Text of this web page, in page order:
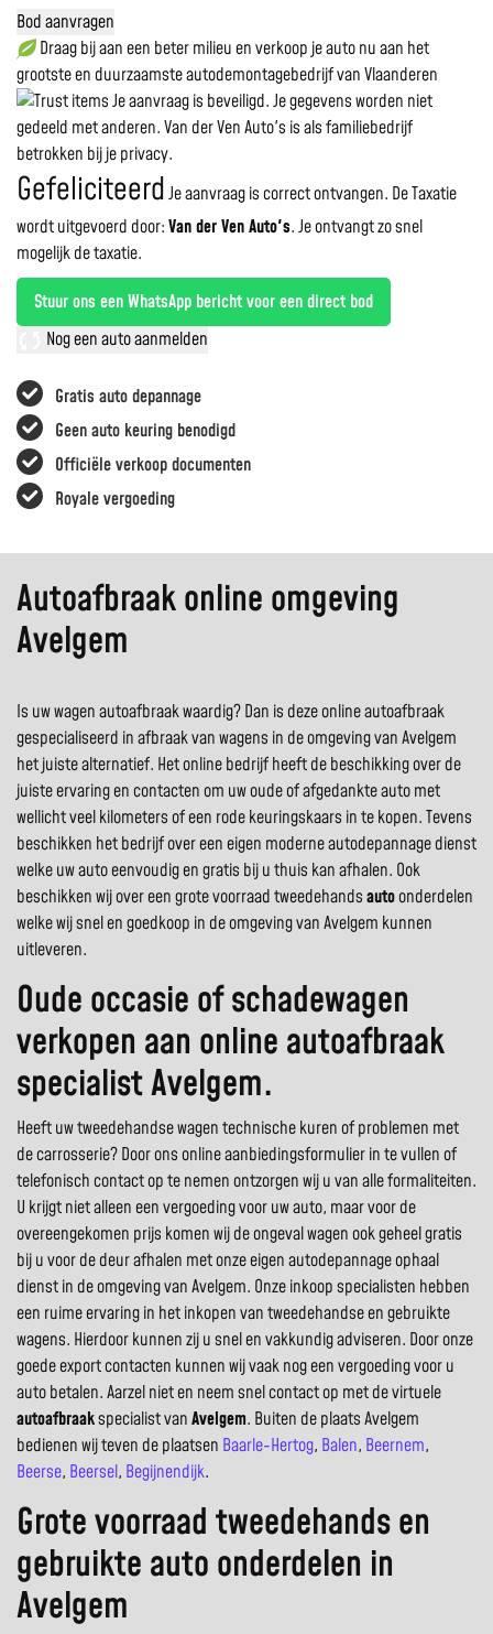
Gratis auto depannage
Geen auto keuring benodigd
Officiële verkoop documenten
Royale vergoeding
Bod aanvragen
Draag bij aan een beter milieu en verkoop je auto nu aan het
grootste en duurzaamste autodemontagebedrijf van Vlaanderen
Je aanvraag is beveiligd. Je gegevens worden niet
gedeeld met anderen. Van der Ven Auto's is als familiebedrijf
betrokken bij je privacy.
GefeliciteerdJe aanvraag is correct ontvangen. De Taxatie
wordt uitgevoerd door:Van der Ven Auto's.Je ontvangt zo snel
mogelijk de taxatie.
Stuur ons een WhatsApp bericht voor een direct bod
Nog een auto aanmelden
Autoafbraak online omgeving
Avelgem
Is uw wagen autoafbraak waardig? Dan is deze online autoafbraak
gespecialiseerd in afbraak van wagens in de omgeving van Avelgem
het juiste alternatief. Het online bedrijf heeft de beschikking over de
juiste ervaring en contacten om uw oude of afgedankte auto met
wellicht veel kilometers of een rode keuringskaars in te kopen. Tevens
beschikken het bedrijf over een eigen moderne autodepannage dienst
welke uw auto eenvoudig en gratis bij u thuis kan afhalen. Ook
beschikken wij over een grote voorraad tweedehandsautoonderdelen
welke wij snel en goedkoop in de omgeving van Avelgem kunnen
uitleveren.
Oude occasie of schadewagen
verkopen aan online autoafbraak
specialist Avelgem.
Heeft uw tweedehandse wagen technische kuren of problemen met
de carrosserie? Door ons online aanbiedingsformulier in te vullen of
telefonisch contact op te nemen ontzorgen wij u van alle formaliteiten.
U krijgt niet alleen een vergoeding voor uw auto, maar voor de
overeengekomen prijs komen wij de ongeval wagen ook geheel gratis
bij u voor de deur afhalen met onze eigen autodepannage ophaal
dienst in de omgeving van Avelgem. Onze inkoop specialisten hebben
een ruime ervaring in het inkopen van tweedehandse en gebruikte
wagens. Hierdoor kunnen zij u snel en vakkundig adviseren. Door onze
goede export contacten kunnen wij vaak nog een vergoeding voor u
auto betalen. Aarzel niet en neem snel contact op met de virtuele
autoafbraakspecialist vanAvelgem. Buiten de plaats Avelgem
bedienen wij teven de plaatsen Baarle-Hertog, Balen, Beernem,
Beerse, Beersel, Begijnendijk.
Grote voorraad tweedehands en
gebruikte auto onderdelen in
Avelgem